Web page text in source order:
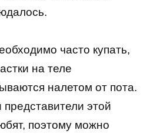
часто купать,
на теле
налетом от пота.
этой
поэтому можно